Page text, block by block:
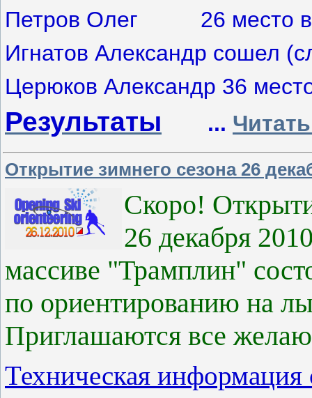
Петров Олег
26 место
Игнатов Александр сошел
Церюков Александр 36
Результаты ...
Открытие зимнего сезона 26
Скоро!
26 декабря
массиве "Трамплин"
по ориентированию на
Приглашаются все
Техническая